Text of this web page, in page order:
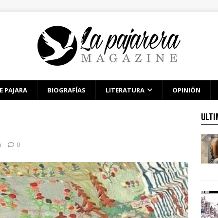
PAJARA BIOGRAFÍAS LITERATURA OPINIÓN
0